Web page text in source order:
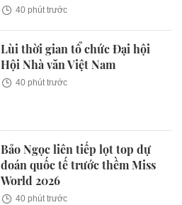
40 phút trước
Lùi thời gian tổ chức Đại hội
Hội Nhà văn Việt Nam
40 phút trước
Bảo Ngọc liên tiếp lọt top dự
đoán quốc tế trước thềm Miss
World 2026
40 phút trước